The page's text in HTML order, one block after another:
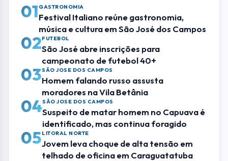
01 GASTRONOMIA
Festival Italiano reúne gastronomia,
música e cultura em São José dos Campos
02FUTEBOL
São José abre inscrições para
campeonato de futebol 40+
03SÃO JOSE DOS CAMPOS
Homem falando russo assusta
moradores na Vila Betânia
04SÃO JOSE DOS CAMPOS
Suspeito de matar homem no Capuava é
identificado, mas continua foragido
05LITORAL NORTE
Jovem leva choque de alta tensão em
telhado de oficina em Caraguatatuba